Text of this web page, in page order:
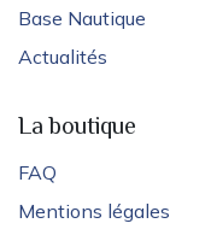
Base Nautique
Actualités
La boutique
FAQ
Mentions légales